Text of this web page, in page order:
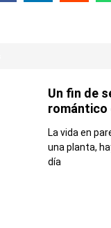
Un fin de
romántico
La vida en
una planta,
día